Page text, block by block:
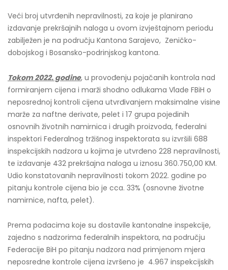
Veći broj utvrđenih nepravilnosti, za koje je planirano
izdavanje prekršajnih naloga u ovom izvještajnom periodu
zabilježen je na području Kantona Sarajevo, Zeničko-
dobojskog i Bosansko-podrinjskog kantona.
Tokom 2022. godine, u provođenju pojačanih kontrola nad
formiranjem cijena i marži shodno odlukama Vlade FBiH o
neposrednoj kontroli cijena utvrđivanjem maksimalne visine
marže za naftne derivate, pelet i 17 grupa pojedinih
osnovnih životnih namirnica i drugih proizvoda, federalni
inspektori Federalnog tržišnog inspektorata su izvršili 688
inspekcijskih nadzora u kojima je utvrđeno 228 nepravilnosti,
te izdavanje 432 prekršajna naloga u iznosu 360.750,00 KM.
Udio konstatovanih nepravilnosti tokom 2022. godine po
pitanju kontrole cijena bio je cca. 33% (osnovne životne
namirnice, nafta, pelet).
Prema podacima koje su dostavile kantonalne inspekcije,
zajedno s nadzorima federalnih inspektora, na području
Federacije BiH po pitanju nadzora nad primjenom mjera
neposredne kontrole cijena izvršeno je 4.967 inspekcijskih